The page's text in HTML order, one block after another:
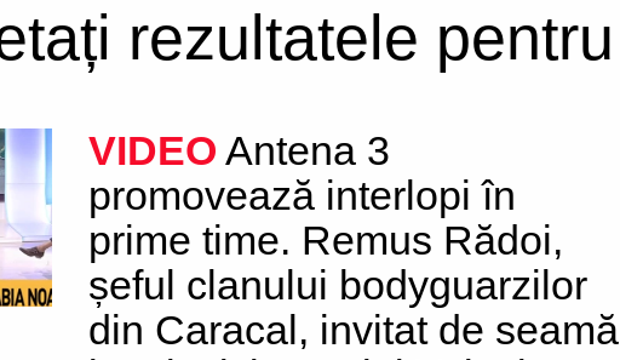
rezultatele pentru
VIDEO Antena 3
promovează interlopi în
prime time. Remus Rădoi,
șeful clanului bodyguarzilor
din Caracal, invitat de seamă